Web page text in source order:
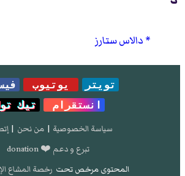
دالاس ستارز
تويتر يوتيوب
انستقرام
تيك
سياسة الخصوصية | من نحن |
تبرع و دعم ❤️ donation
المحتوى مرخص تحت رخصة المشاع